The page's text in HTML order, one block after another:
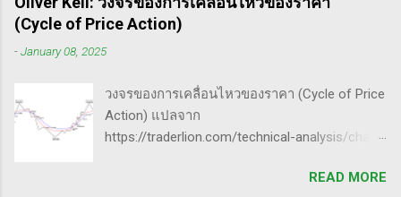
เทรดเป็นสิ่งสำคัญ เพราะจะช่วยให้คุณไม่หลงลืม
(Patience): การรอคอยและไม่รีบร้อนถือเป็น
คุณสมบัติที่สำคัญในนักเทรด ความอดทนช่วยให้
คุณสามารถทนต่อความผันผวนของตลาดและรอ
คอยจังหวะที่ดี...
พอได้สแกนคร่าวๆแล้วก็รู้สึกว่าน่าสนใจ เลย
พยายามแปลให้ตัวเองรู้เรื่อง แม้ว่าภาษาของแกจะ
อยู่ในระดับที่ตัวผมเองเข้าถึงยากมาก แต่ก็ด้วย
อาจจะไม่เป๊ะตามใจความที่เขาพยายามสื่อ แต่ก็
น่าจะพอเห็นภาพได้ในระดับหนึ่งครับ ใครที่ภาษา
อังกฤษคล่องๆ ก็ไปอ่านต้นฉบับได้ที่ลิ้งค์นี้นะ
3/01/21/book-review-of-stock-market-
(Cycle of Price Action)
-January 08, 2025
วงจรของการเคลื่อนไหวของราคา (Cycle of Price
Action) แปลจาก
https://traderlion.com/technical-analysis/chart-
Oliver Kell เป็นนักเทรดที่ประสบความสำเร็จอย่าง
READ MORE